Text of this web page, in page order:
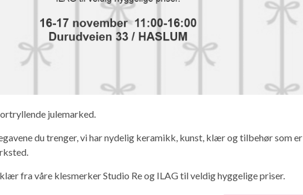
julemarked.
du trenger, vi har nydelig keramikk, kunst, klær og tilbehør som er
fra våre klesmerker Studio Re og ILAG til veldig hyggelige priser.